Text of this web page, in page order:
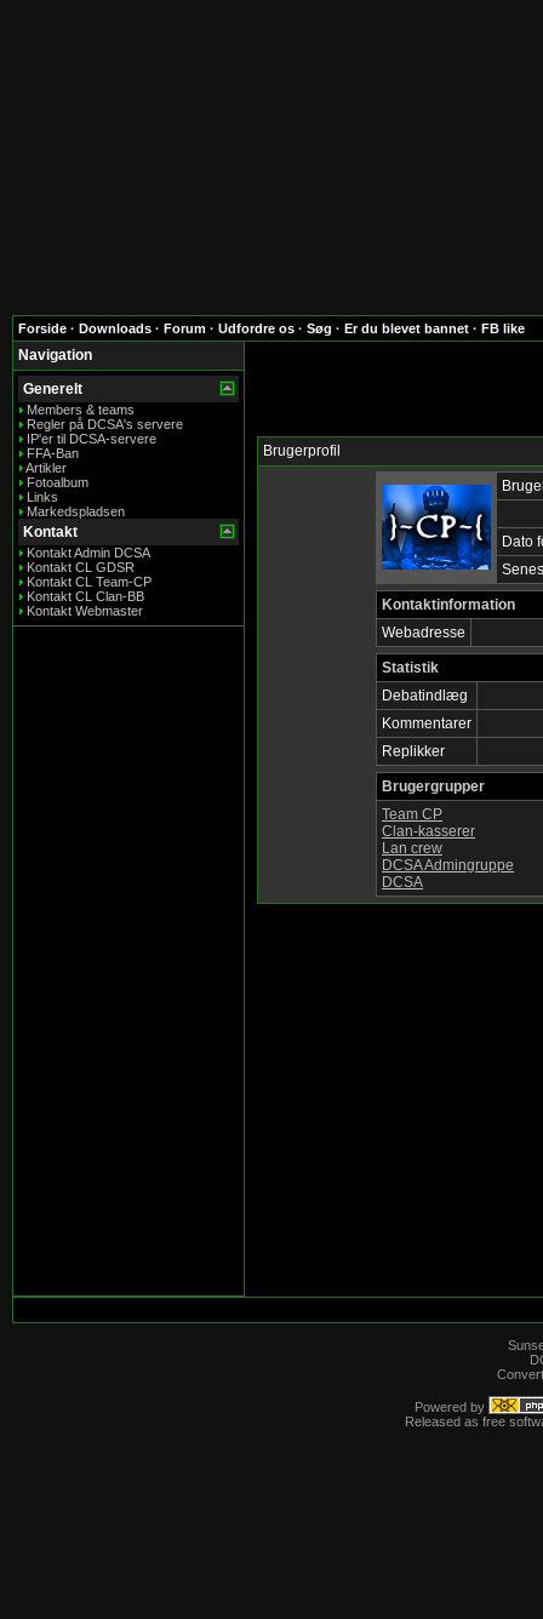
Forside · Downloads · Forum · Udfordre os · Søg · Er du blevet bannet · FB like
Navigation
Generelt
Members & teams
Regler på DCSA's servere
IP'er til DCSA-servere
FFA-Ban
Artikler
Fotoalbum
Links
Markedspladsen
Kontakt
Kontakt Admin DCSA
Kontakt CL GDSR
Kontakt CL Team-CP
Kontakt CL Clan-BB
Kontakt Webmaster
Brugerprofil
Dato
Kontaktinformation
Webadresse
Statistik
Debatindlæg
Kommentarer
Replikker
Brugergrupper
Team CP
Clan-kasserer
Lan crew
DCSA Admingruppe
DCSA
Powered by
Released as free